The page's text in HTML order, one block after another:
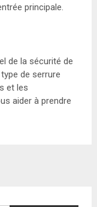
principale.
de la sécurité de
de serrure
et les
aider à prendre